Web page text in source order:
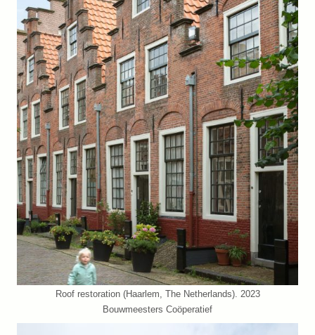
Roof restoration (Haarlem, The Netherlands). 2023
Bouwmeesters Coöperatief